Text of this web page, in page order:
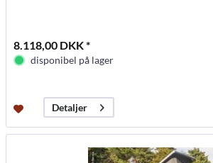
8.118,00 DKK *
disponibel på lager
Detaljer